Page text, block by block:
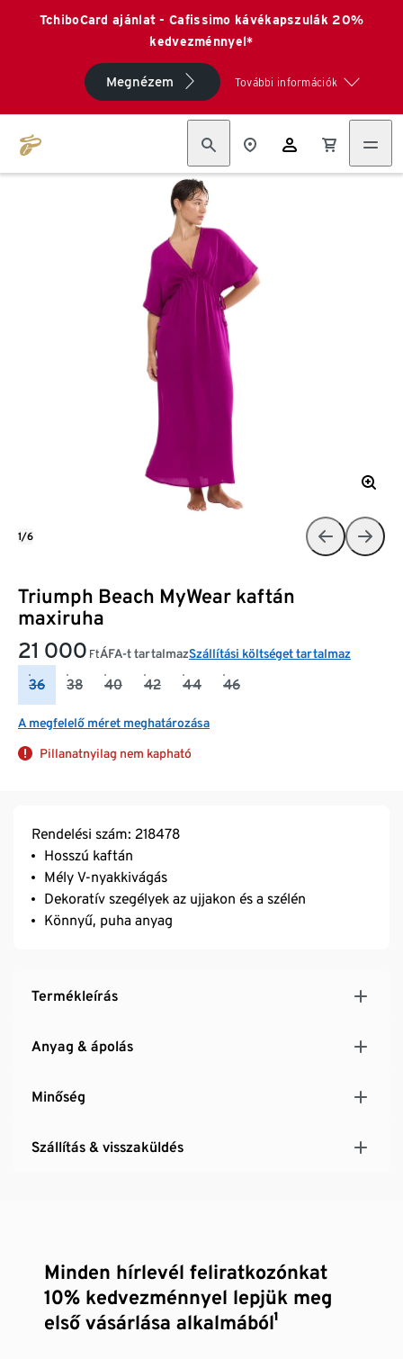
TchiboCard ajánlat - Cafissimo kávékapszulák 20%
kedvezménnyel*
Megnézem További információk
Triumph Beach MyWear kaftán
maxiruha
21 000 FtÁFA-t tartalmazSzállítási költséget tartalmaz
36 38 40 42 44 46
A megfelelő méret meghatározása
Pillanatnyilag nem kapható
1/6
Rendelési szám: 218478
Hosszú kaftán
Mély V-nyakkivágás
Dekoratív szegélyek az ujjakon és a szélén
Könnyű, puha anyag
Termékleírás
Anyag & ápolás
Minőség
Szállítás & visszaküldés
Minden hírlevél feliratkozónkat
10% kedvezménnyel lepjük meg
első vásárlása alkalmából¹